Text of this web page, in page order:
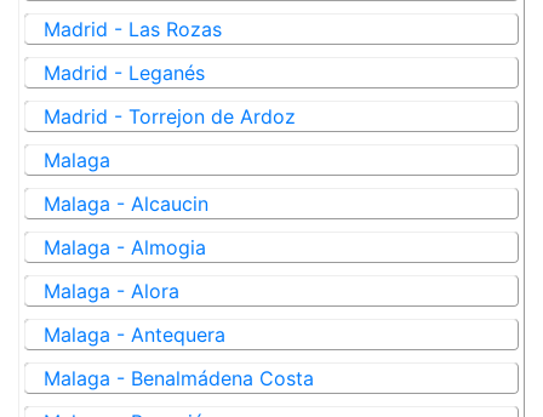
Madrid - Las Rozas
Madrid - Leganés
Madrid - Torrejon de Ardoz
Malaga
Malaga - Alcaucin
Malaga - Almogia
Malaga - Alora
Malaga - Antequera
Malaga - Benalmádena Costa